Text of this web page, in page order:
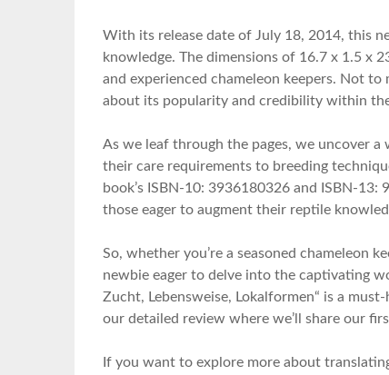
With its release date of July ‌18, ‌2014, ​this
knowledge. The dimensions of 16.7 ⁣x⁤ 1.5 x
and experienced ‍chameleon ⁣keepers. Not
about ⁣its popularity and credibility ‍within
As we ‍leaf‍ through the pages, we uncover⁤
their care requirements to breeding
book’s ISBN-10: 3936180326 and ⁤ISBN-
those eager⁤ to augment their reptile​
So,‌ whether you’re a seasoned chameleon⁤
newbie eager‍ to delve into the captivating
Zucht, Lebensweise, Lokalformen“ is a
our detailed review where we’ll share⁢ our
If you ​want to explore more about